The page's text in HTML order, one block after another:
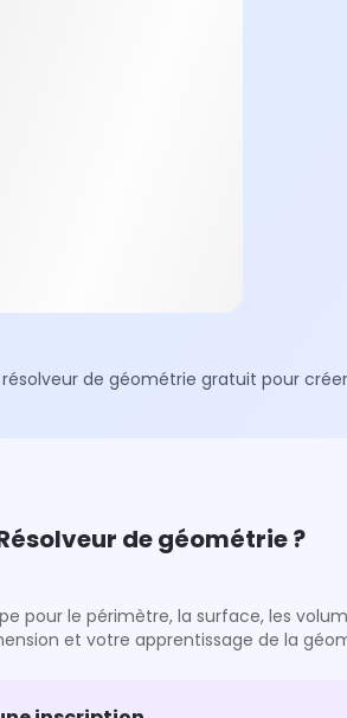
de géométrie gratuit pour
de géométrie ?
pour le périmètre, la surface, les
et votre apprentissage de la